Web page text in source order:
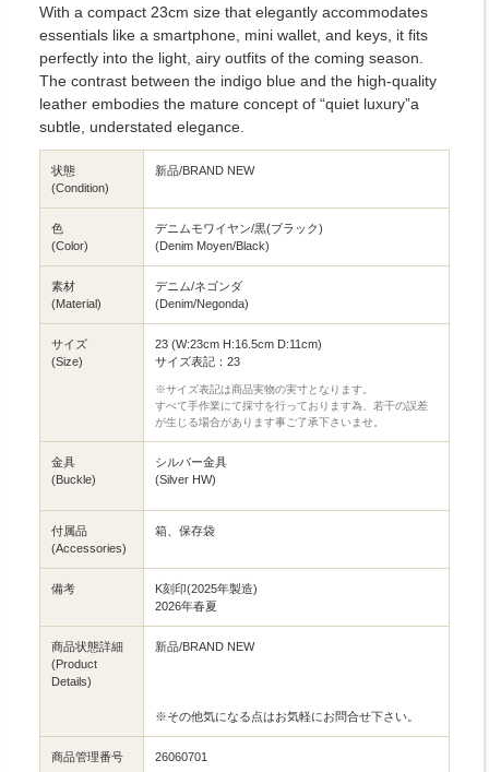
With a compact 23cm size that elegantly accommodates
essentials like a smartphone, mini wallet, and keys, it fits
perfectly into the light, airy outfits of the coming season.
The contrast between the indigo blue and the high-quality
leather embodies the mature concept of “quiet luxury”a
subtle, understated elegance.
状態
(Condition)
新品/BRAND NEW
色
(Color)
デニムモワイヤン/黒(ブラック)
(Denim Moyen/Black)
素材
(Material)
デニム/ネゴンダ
(Denim/Negonda)
サイズ
(Size)
23 (W:23cm H:16.5cm D:11cm)
サイズ表記：23
※サイズ表記は商品実物の実寸となります。
すべて手作業にて採寸を行っております為、若干の誤差
が生じる場合があります事ご了承下さいませ。
金具
(Buckle)
シルバー金具
(Silver HW)
付属品
(Accessories)
箱、保存袋
備考
K刻印(2025年製造)
2026年春夏
商品状態詳細
(Product
Details)
新品/BRAND NEW
※その他気になる点はお気軽にお問合せ下さい。
商品管理番号 26060701